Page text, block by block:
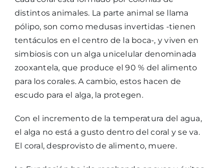
distintos animales. La parte animal se llama
pólipo, son como medusas invertidas -tienen
tentáculos en el centro de la boca-, y viven en
simbiosis con un alga unicelular denominada
zooxantela, que produce el 90 % del alimento
para los corales. A cambio, estos hacen de
escudo para el alga, la protegen.
Con el incremento de la temperatura del agua,
el alga no está a gusto dentro del coral y se va.
El coral, desprovisto de alimento, muere.